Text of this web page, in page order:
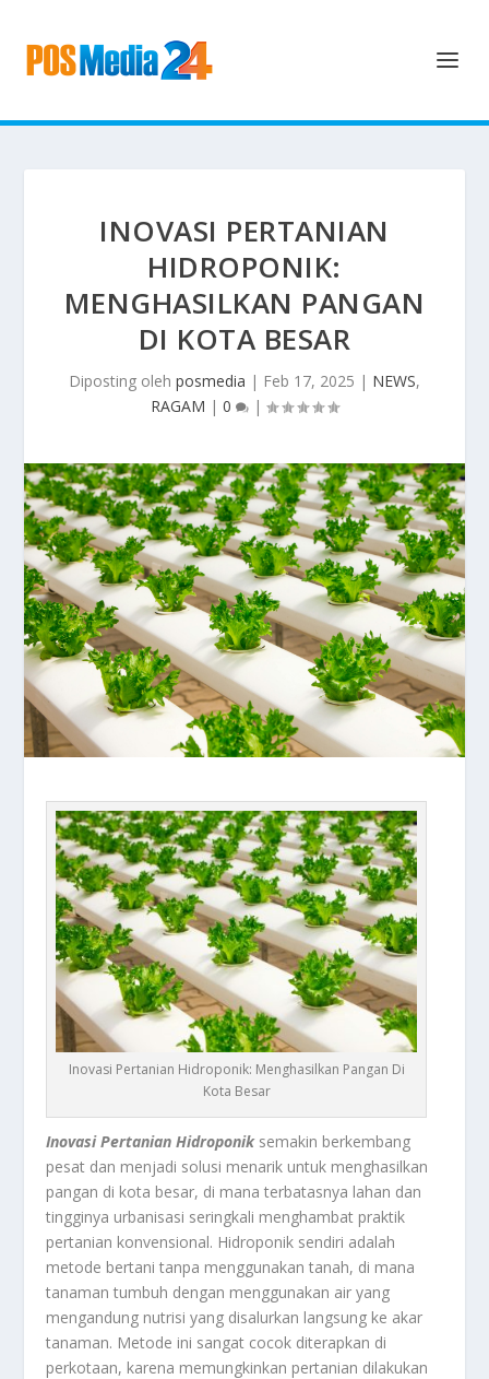
INOVASI PERTANIAN
HIDROPONIK:
MENGHASILKAN PANGAN
DI KOTA BESAR
Diposting oleh posmedia | Feb 17, 2025 | NEWS,
RAGAM | 0 |
Inovasi Pertanian Hidroponik: Menghasilkan Pangan Di
Kota Besar
Inovasi Pertanian Hidroponiksemakin berkembang
pesat dan menjadi solusi menarik untuk menghasilkan
pangan di kota besar, di mana terbatasnya lahan dan
tingginya urbanisasi seringkali menghambat praktik
pertanian konvensional. Hidroponik sendiri adalah
metode bertani tanpa menggunakan tanah, di mana
tanaman tumbuh dengan menggunakan air yang
mengandung nutrisi yang disalurkan langsung ke akar
tanaman. Metode ini sangat cocok diterapkan di
perkotaan, karena memungkinkan pertanian dilakukan